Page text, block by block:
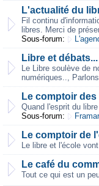
L'actualité du
Fil continu
libres. Merci de
Sous-forum:
Libre et débats...
Le Libre soulève de
numériques..,
Le comptoir
Quand l'esprit du
Sous-forum:
Le comptoir de
Le libre et l'école
Le café du
Tout ce qui est un